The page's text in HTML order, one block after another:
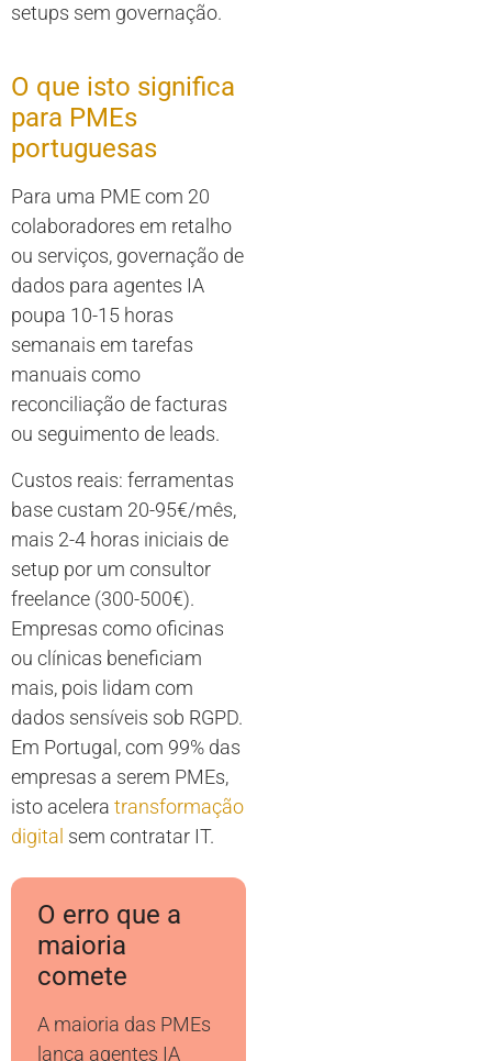
setups sem governação.
O que isto significa
para PMEs
portuguesas
Para uma PME com 20
colaboradores em retalho
ou serviços, governação de
dados para agentes IA
poupa 10-15 horas
semanais em tarefas
manuais como
reconciliação de facturas
ou seguimento de leads.
Custos reais: ferramentas
base custam 20-95€/mês,
mais 2-4 horas iniciais de
setup por um consultor
freelance (300-500€).
Empresas como oficinas
ou clínicas beneficiam
mais, pois lidam com
dados sensíveis sob RGPD.
Em Portugal, com 99% das
empresas a serem PMEs,
isto acelera transformação
digital sem contratar IT.
O erro que a
maioria
comete
A maioria das PMEs
lança agentes IA